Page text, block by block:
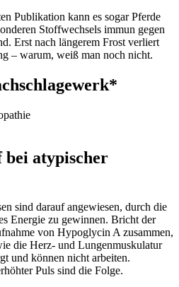
Publikation kann es sogar Pferde
Stoffwechsels immun gegen
Erst nach längerem Frost verliert
– warum, weiß man noch nicht.
atypischer
sind darauf angewiesen, durch die
Energie zu gewinnen. Bricht der
von Hypoglycin A zusammen,
die Herz- und Lungenmuskulatur
und können nicht arbeiten.
Puls sind die Folge.